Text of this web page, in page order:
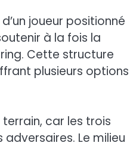
joueur positionné
à la fois la
Cette structure
plusieurs options
car les trois
Le milieu